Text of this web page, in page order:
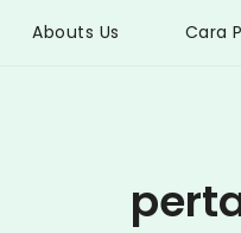
Abouts Us Cara